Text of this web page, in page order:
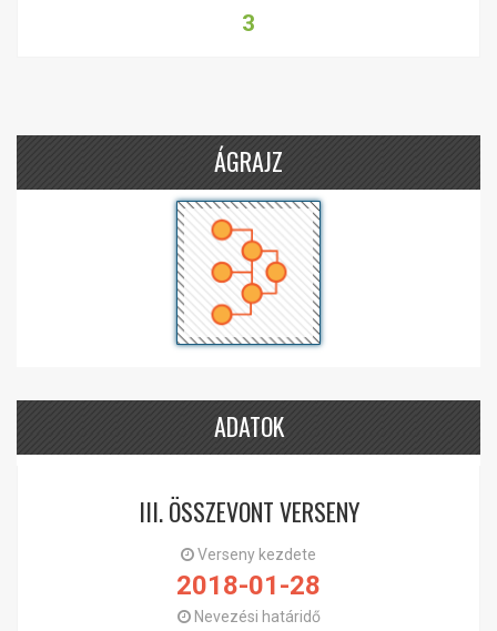
3
ÁGRAJZ
ADATOK
III. ÖSSZEVONT VERSENY
Verseny kezdete
2018-01-28
Nevezési határidő